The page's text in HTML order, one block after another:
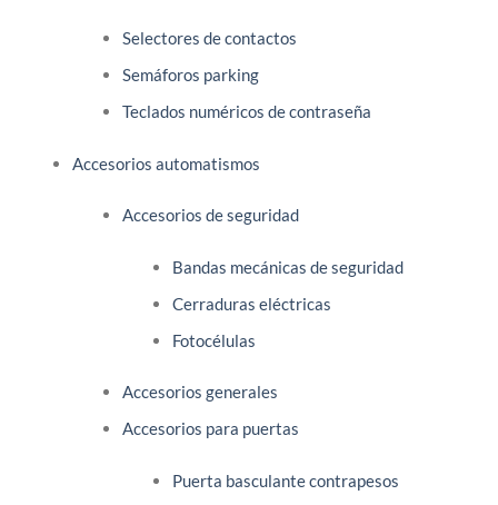
Selectores de contactos
Semáforos parking
Teclados numéricos de contraseña
Accesorios automatismos
Accesorios de seguridad
Bandas mecánicas de seguridad
Cerraduras eléctricas
Fotocélulas
Accesorios generales
Accesorios para puertas
Puerta basculante contrapesos